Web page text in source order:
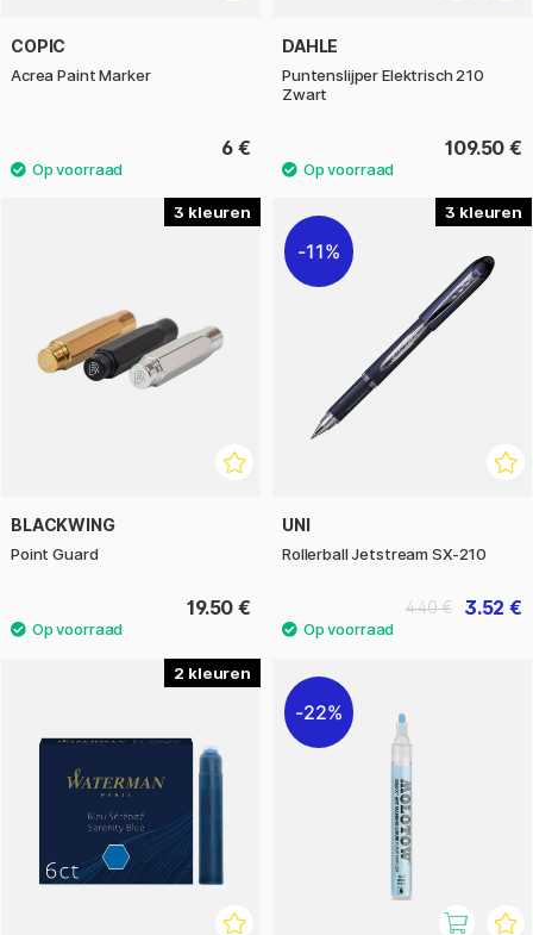
COPIC
Acrea Paint Marker
6 €
DAHLE
Puntenslijper Elektrisch 210
Zwart
109.50 €
3
BLACKWING
Point Guard
19.50 €
3
11%
UNI
Rollerball Jetstream SX-210
3.52 €
4.40 €
2
22%